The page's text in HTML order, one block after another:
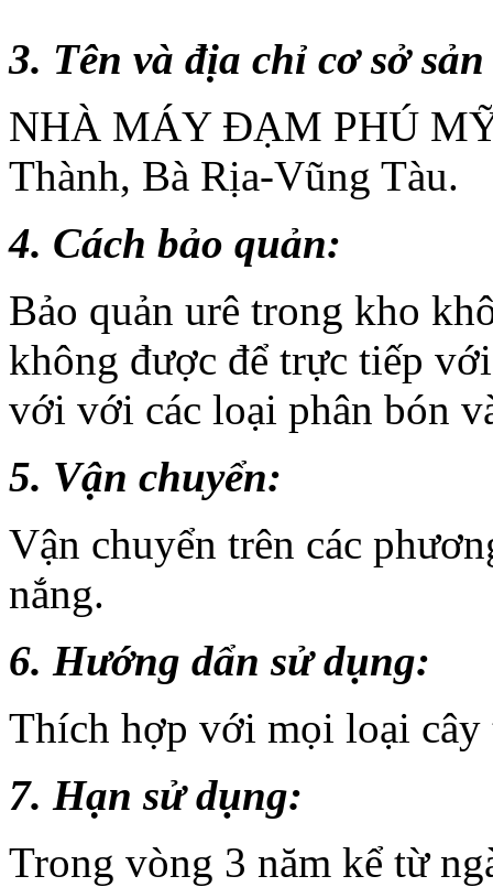
3. Tên và địa chỉ cơ sở
NHÀ MÁY ĐẠM PHÚ
Thành, Bà Rịa-Vũng Tàu.
4. Cách bảo quản:
Bảo quản urê trong kho
không được để trực tiếp
với với các loại phân bón
5. Vận chuyển:
Vận chuyển trên các
nắng.
6. Hướng dẩn sử dụng:
Thích hợp với mọi loại
7. Hạn sử dụng:
Trong vòng 3 năm kể từ